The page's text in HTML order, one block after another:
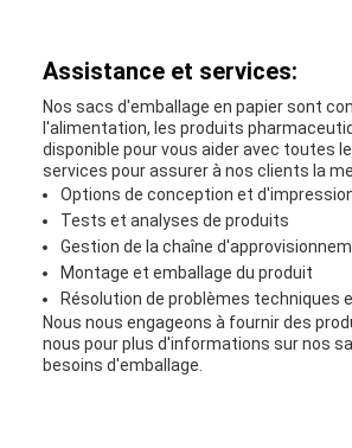
Assistance et services:
Nos sacs d'emballage en papier sont
l'alimentation, les produits
disponible pour vous aider avec toutes
services pour assurer à nos clients la
Options de conception et
Tests et analyses de produits
Gestion de la chaîne
Montage et emballage du produit
Résolution de problèmes techniques
Nous nous engageons à fournir des
nous pour plus d'informations sur nos
besoins d'emballage.